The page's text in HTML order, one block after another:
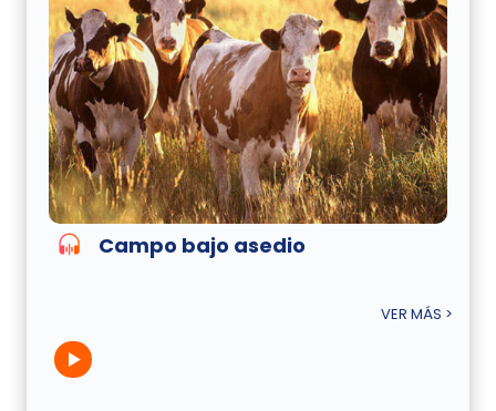
Campo bajo asedio
VER MÁS >